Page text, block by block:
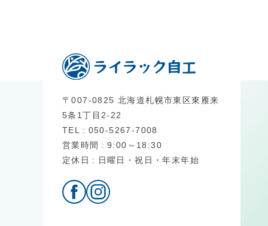
〒007-0825 北海道札幌市東区東雁来
5条1丁目2-22
TEL
050-5267-7008
営業時間
9:00～18:30
定休日
日曜日・祝日・年末年始